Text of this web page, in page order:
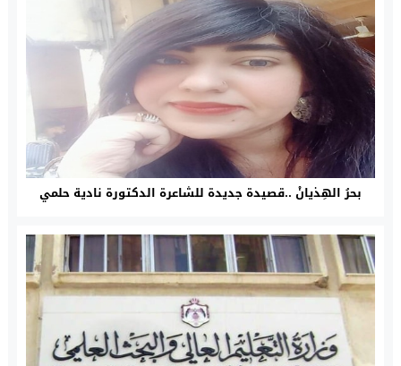
بحرُ الهِذيانْ ..قصيدة جديدة للشاعرة الدكتورة نادية حلمي